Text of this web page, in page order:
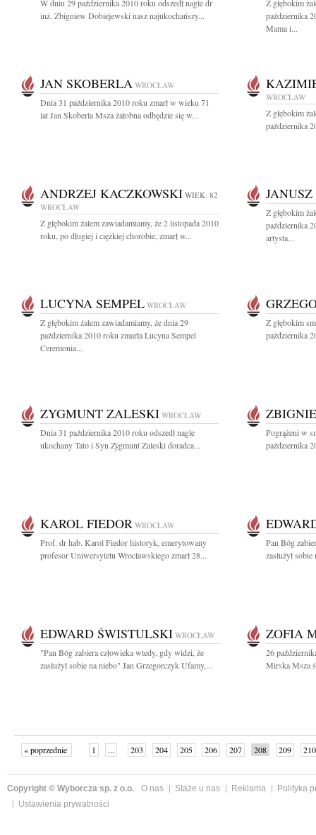
W dniu 29 października 2010 roku odszedł nagle dr
inż. Zbigniew Dobiejewski nasz najukochańszy...
Z głębokim
października
Mama i...
JAN SKOBERLA WROCŁAW
Dnia 31 października 2010 roku zmarł w wieku 71
lat Jan Skoberla Msza żałobna odbędzie się w...
WROCŁAW
Z głębokim
października
ANDRZEJ KACZKOWSKI WIEK: 82
WROCŁAW
Z głębokim żalem zawiadamiamy, że 2 listopada 2010
roku, po długiej i ciężkiej chorobie, zmarł w...
Z głębokim
października
artysta...
LUCYNA SEMPEL WROCŁAW
Z głębokim żalem zawiadamiamy, że dnia 29
października 2010 roku zmarła Lucyna Sempel
Ceremonia...
Z głębokim
października
ZYGMUNT ZALESKI WROCŁAW
Dnia 31 października 2010 roku odszedł nagle
ukochany Tato i Syn Zygmunt Zaleski doradca...
Pogrążeni w
października
KAROL FIEDOR WROCŁAW
Prof. dr hab. Karol Fiedor historyk, emerytowany
profesor Uniwersytetu Wrocławskiego zmarł 28...
Pan Bóg
zasłużył
EDWARD ŚWISTULSKI WROCŁAW
"Pan Bóg zabiera człowieka wtedy, gdy widzi, że
zasłużył sobie na niebo" Jan Grzegorczyk Ufamy,...
ZOFIA
26
Mirska Msza
« poprzednie 1 ... 203 204 205 206 207 208 209
210
Copyright © Wyborcza sp. z o.o. O nas Staże u nas Reklama
Polityka
Ustawienia prywatności